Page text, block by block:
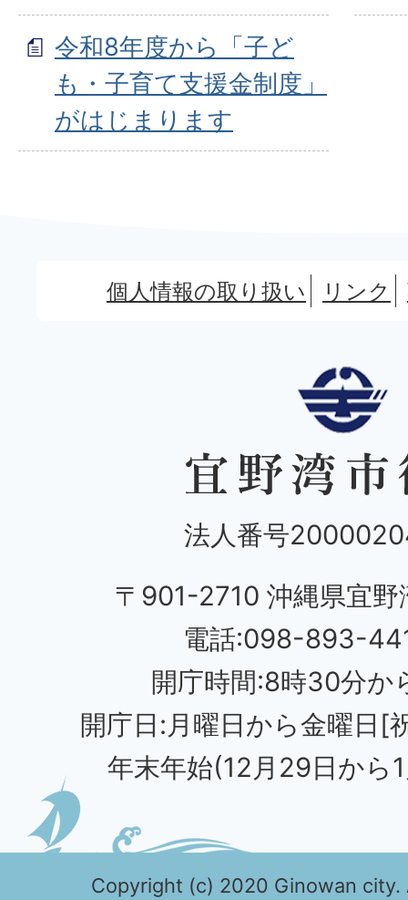
令和8年度から「子ど
も・子育て支援金制度」
がはじまります
個人情報の取り扱い リンク
法人番号
〒901-2710 沖縄県宜野
電話:098-893-
開庁時間:8時30分か
開庁日:月曜日から金曜日[
年末年始(12月29日から
Copyright (c) 2020 Ginowan city.